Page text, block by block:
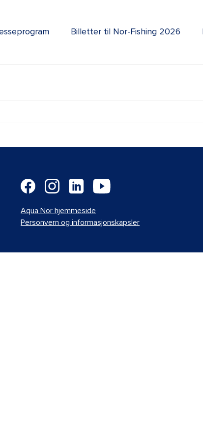
Billetter til Nor-Fishing 2026
Aqua Nor hjemmeside
Personvern og informasjonskapsler